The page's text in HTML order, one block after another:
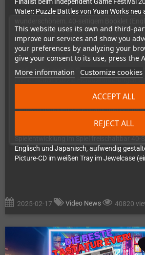
This website uses its own and third-
improve our services and show you
your preferences by analyzing your
give your consent to its use, press the
More information Customize cookies
REJECT ALL
ACCEPT ALL
Finalist beim Independent Game Festival
Water: Puzzle Battles von Yuan Works neu
Japanisch), gepresster Picture-CD und in
Jewelcase - zu einem genialen Preis. Das
durchwegs sehr gute Bewertungen
der Story-Modus, mit dem man
wird, macht einfach Spaß! Die Highlights:
immer neuen Puzzle-Herausforderungen
VS-Modus (gegen echte Menschen oder
Liebevoll handgepixelte Grafik und
abwechslungsreicher Musik Verschiedene
viele geheime Level. Infos zu den
Englisch und Japanisch, aufwendig
Picture-CD im weißen Tray im Jewelcase
2025-02-17 Video News 40820